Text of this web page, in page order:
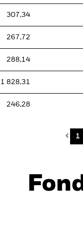
307,34
267,72
288,14
1 828,31
246,28
1